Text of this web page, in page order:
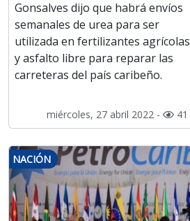
Gonsalves dijo que habrá envíos
semanales de urea para ser
utilizada en fertilizantes agrícolas
y asfalto libre para reparar las
carreteras del país caribeño.
miércoles, 27 abril 2022 - 41
NACIÓN